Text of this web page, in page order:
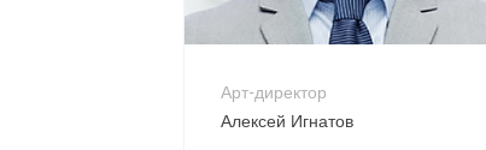
Арт-директор
Алексей Игнатов
no-reply@intecweb.ru